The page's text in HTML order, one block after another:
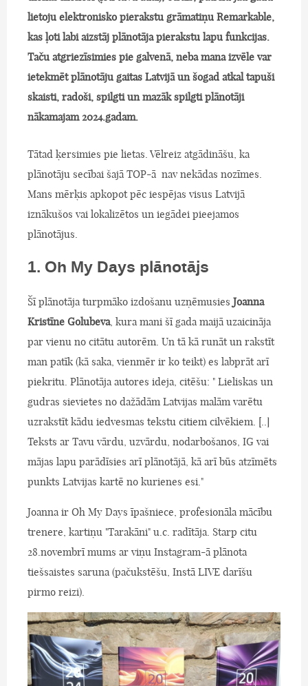
lietoju elektronisko pierakstu grāmatiņu Remarkable,
kas ļoti labi aizstāj plānotāja pierakstu lapu funkcijas.
Taču atgriezīsimies pie galvenā, neba mana izvēle var
ietekmēt plānotāju gaitas Latvijā un šogad atkal tapuši
skaisti, radoši, spilgti un mazāk spilgti plānotāji
nākamajam 2024.gadam.
Tātad ķersimies pie lietas. Vēlreiz atgādināšu, ka
plānotāju secībai šajā TOP-ā nav nekādas nozīmes.
Mans mērķis apkopot pēc iespējas visus Latvijā
iznākušos vai lokalizētos un iegādei pieejamos
plānotājus.
1. Oh My Days plānotājs
Šī plānotāja turpmāko izdošanu uzņēmusies Joanna
Kristīne Golubeva, kura mani šī gada maijā uzaicināja
par vienu no citātu autorēm. Un tā kā runāt un rakstīt
man patīk (kā saka, vienmēr ir ko teikt) es labprāt arī
piekritu. Plānotāja autores ideja, citēšu: " Lieliskas un
gudras sievietes no dažādām Latvijas malām varētu
uzrakstīt kādu iedvesmas tekstu citiem cilvēkiem. [..]
Teksts ar Tavu vārdu, uzvārdu, nodarbošanos, IG vai
mājas lapu parādīsies arī plānotājā, kā arī būs atzīmēts
punkts Latvijas kartē no kurienes esi."
Joanna ir Oh My Days īpašniece, profesionāla mācību
trenere, kartiņu "Tarakāni" u.c. radītāja. Starp citu
28.novembrī mums ar viņu Instagram-ā plānota
tiešsaistes saruna (pačukstēšu, Instā LIVE darīšu
pirmo reizi).